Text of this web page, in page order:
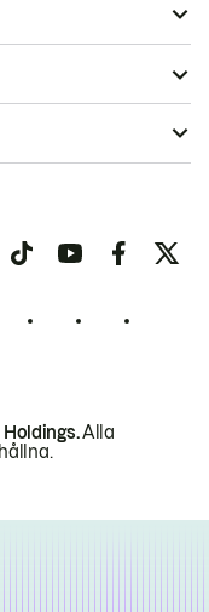
Alla